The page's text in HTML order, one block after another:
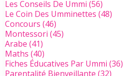
Les Conseils De Ummi (56)
Le Coin Des Umminettes (48)
Concours (46)
Montessori (45)
Arabe (41)
Maths (40)
Fiches Éducatives Par Ummi (36)
Parentalité Bienveillante (32)